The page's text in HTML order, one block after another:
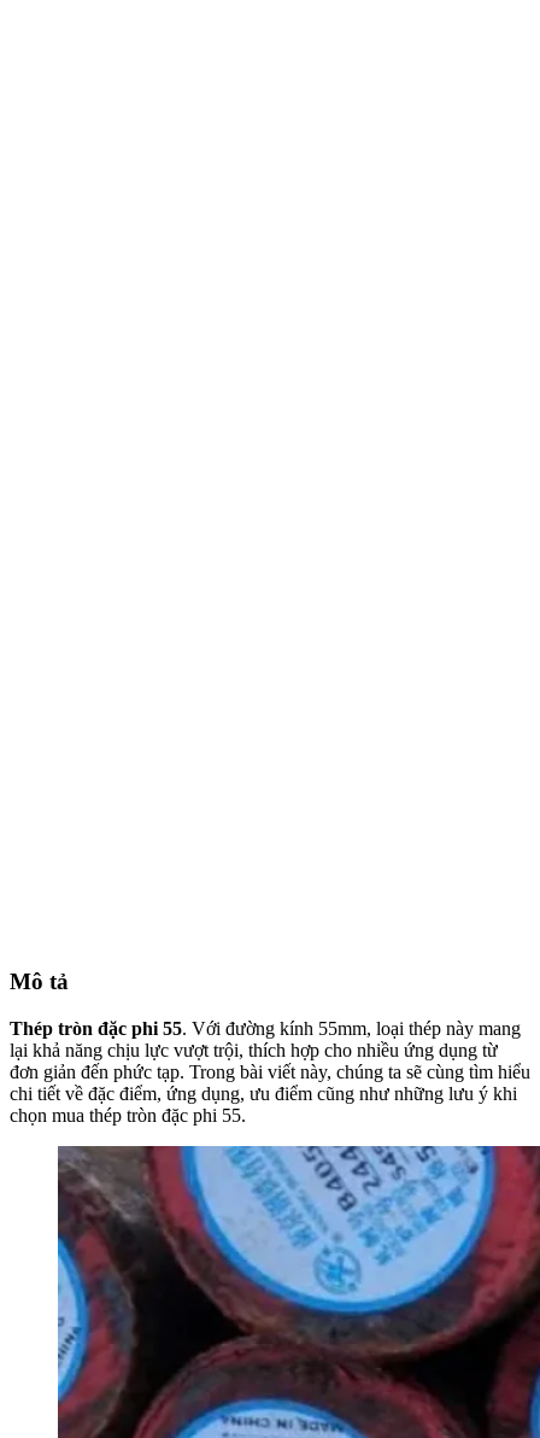
Mô tả
Thép tròn đặc phi 55. Với đường kính 55mm, loại thép này mang
lại khả năng chịu lực vượt trội, thích hợp cho nhiều ứng dụng từ
đơn giản đến phức tạp. Trong bài viết này, chúng ta sẽ cùng tìm hiểu
chi tiết về đặc điểm, ứng dụng, ưu điểm cũng như những lưu ý khi
chọn mua thép tròn đặc phi 55.